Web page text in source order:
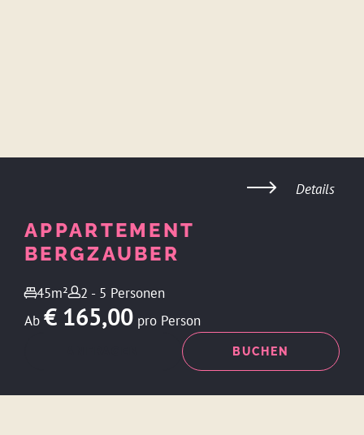
APPARTEMENT
BERGZAUBER
45m²
2 - 5 Personen
Ab € 165,00 pro Person
BUCHEN
Details